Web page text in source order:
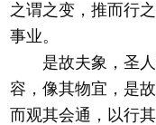
之谓之变，推而行
事业。
是故夫象，圣人
容，像其物宜，是
而观其会通，以行